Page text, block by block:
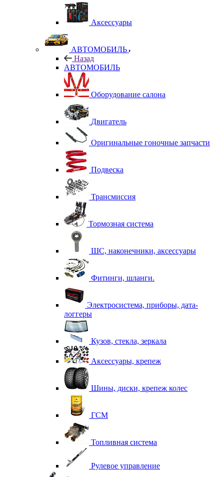
Аксессуары
АВТОМОБИЛЬ
Назад
АВТОМОБИЛЬ
Оборудование салона
Двигатель
Оригинальные гоночные запчасти
Подвеска
Трансмиссия
Тормозная система
ШС, наконечники, аксессуары
Фитинги, шланги.
Электросистема, приборы, дата-
логгеры
Кузов, стекла, зеркала
Аксессуары, крепеж
Шины, диски, крепеж колес
ГСМ
Топливная система
Рулевое управление